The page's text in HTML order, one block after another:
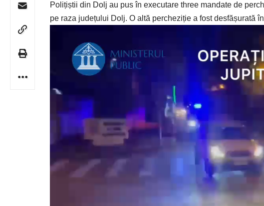
Polițiștii din Dolj au pus în executare three mandate de
pe raza județului Dolj. O altă percheziție a fost desfășurată